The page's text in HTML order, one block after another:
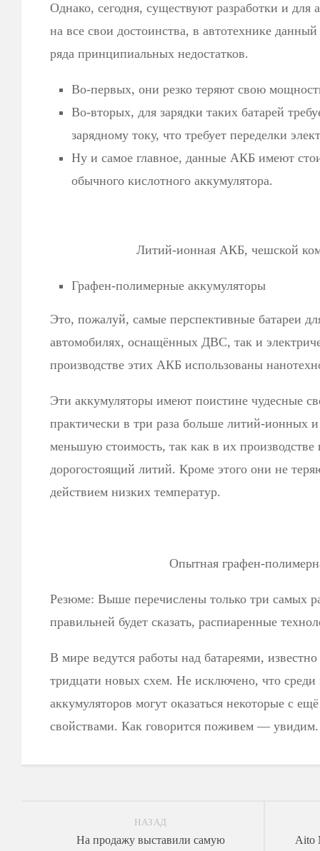
Однако, сегодня, существуют разработки и для
на все свои достоинства, в автотехнике
ряда принципиальных недостатков.
Во-первых, они резко теряют свою
Во-вторых, для зарядки таких батарей
зарядному току, что требует переделки
Ну и самое главное, данные АКБ имеют
обычного кислотного аккумулятора.
Литий-ионная АКБ, чешской
Графен-полимерные аккумуляторы
Это, пожалуй, самые перспективные батареи
автомобилях, оснащённых ДВС, так и
производстве этих АКБ использованы
Эти аккумуляторы имеют поистине чудесные
практически в три раза больше литий-ионных
меньшую стоимость, так как в их производстве
дорогостоящий литий. Кроме этого они не
действием низких температур.
Опытная графен-
Резюме: Выше перечислены только три самых
правильней будет сказать, распиаренные
В мире ведутся работы над батареями, известно
тридцати новых схем. Не исключено, что
аккумуляторов могут оказаться некоторые с
свойствами. Как говорится поживем — увидим.
Aito
НАЗАД
На продажу выставили самую